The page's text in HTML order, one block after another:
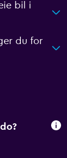
bil i
du for